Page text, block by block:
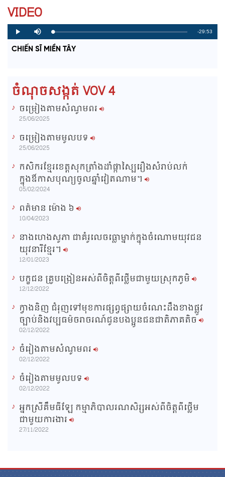
VIDEO
P
l
y
M
u
e
L
o
a
d
P
r
o
g
R
-29:53
CHIẾN SĨ MIỀN TÂY
ចំណុចសង្កត់ VOV 4
ចម្រៀងតាមសំណូមពរ
25/06/2025
ចម្រៀងតាមមូលបទ
25/06/2025
កសិករខ្មែរខេត្តសុកត្រាំងដាំផ្កាស្បៃរឿងសំរាប់លក់
ក្នុងឳកាសបុណ្យចូលឆ្នាំវៀតណាម។
05/02/2024
ពត៌មាន ម៉ោង​ ៦
10/04/2023
នាងហេងសូភា ជាគំរូលេចធ្លោម្នាក់ក្នុងចំណោមយុវជន
យុវនារីខ្មែរ។
12/01/2023
បក្ខជន គ្រូបង្រៀនអស់ពីចិត្តពីថ្លើមជាមួយស្រុកភូមិ
12/12/2022
ក្វាងនិញ ជំរុញទៅមុខការផ្សព្វផ្សាយចំណេះដឹងខាងផ្លូវ
ច្បាប់និងវប្បធម៌ចរាចរណ៍ជូនបងប្អូនជនជាតិភាគតិច
02/12/2022
ចំរៀងតាមសំណូមពរ
02/12/2022
ចំរៀងតាមមូលបទ
02/12/2022
អ្នកស្រីគឹមធីឡែ កម្មាភិបាលរណសិរ្សអស់ពីចិត្តពីថ្លើម
ជាមួយការងារ
27/11/2022